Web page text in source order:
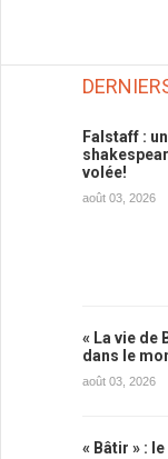
Falstaff :
volée!
août 03, 2026
« La vie de
dans le
août 03, 2026
« Bâtir » :